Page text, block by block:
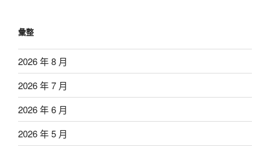
彙整
2026 年 8 月
2026 年 7 月
2026 年 6 月
2026 年 5 月